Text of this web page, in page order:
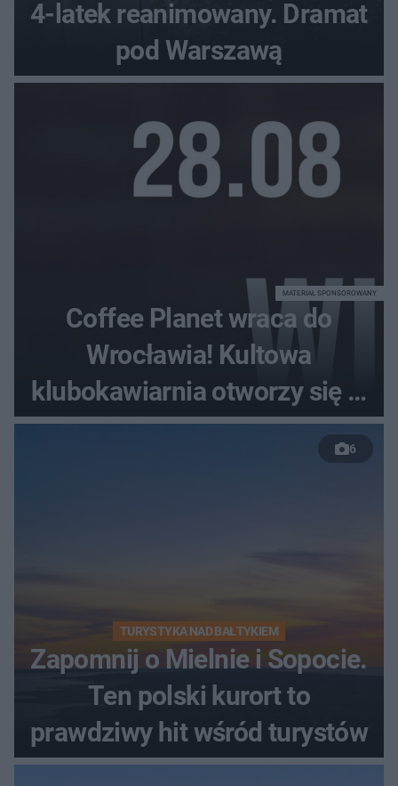
4-latek reanimowany. Dramat
pod Warszawą
Coffee Planet wraca do
Wrocławia! Kultowa
klubokawiarnia otworzy się w
nowym miejscu
MATERIAŁ SPONSOROWANY
6
TURYSTYKA NAD BAŁTYKIEM
Zapomnij o Mielnie i Sopocie.
Ten polski kurort to
prawdziwy hit wśród turystów